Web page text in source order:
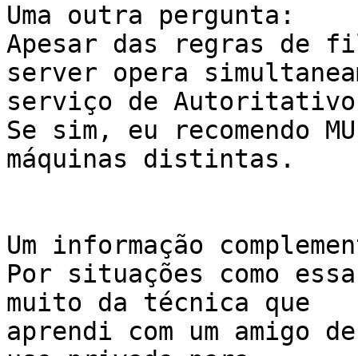
Uma outra pergunta:
Apesar das regras de
server opera
serviço de Autoritativo
Se sim, eu recomendo
máquinas distintas.
Um informação
Por situações como
muito da técnica que
aprendi com um amigo